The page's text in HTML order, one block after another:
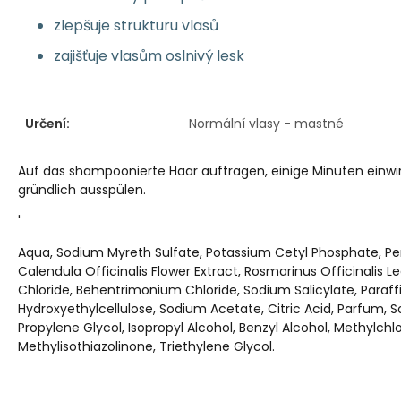
zlepšuje strukturu vlasů
zajišťuje vlasům oslnivý lesk
Určení: Normální vlasy - mastné
Auf das shampoonierte Haar auftragen, einige Minuten
gründlich ausspülen.
'
Aqua, Sodium Myreth Sulfate, Potassium Cetyl Phosphate,
Calendula Officinalis Flower Extract, Rosmarinus Officinalis
Chloride, Behentrimonium Chloride, Sodium Salicylate,
Hydroxyethylcellulose, Sodium Acetate, Citric Acid, Parfum,
Propylene Glycol, Isopropyl Alcohol, Benzyl Alcohol,
Methylisothiazolinone, Triethylene Glycol.